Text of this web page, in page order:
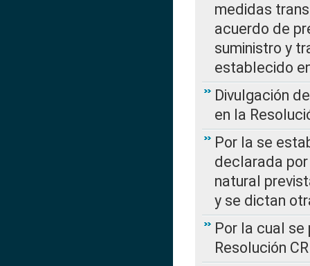
medidas
acuerdo de
suministro y
establecido
Divulgación
en la
Por la se
declarada
natural
y se dictan
Por la cual
Resolución